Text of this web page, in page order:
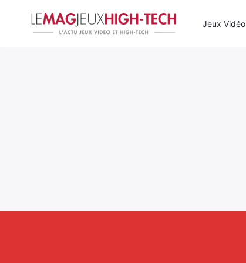
Jeux Vidéo